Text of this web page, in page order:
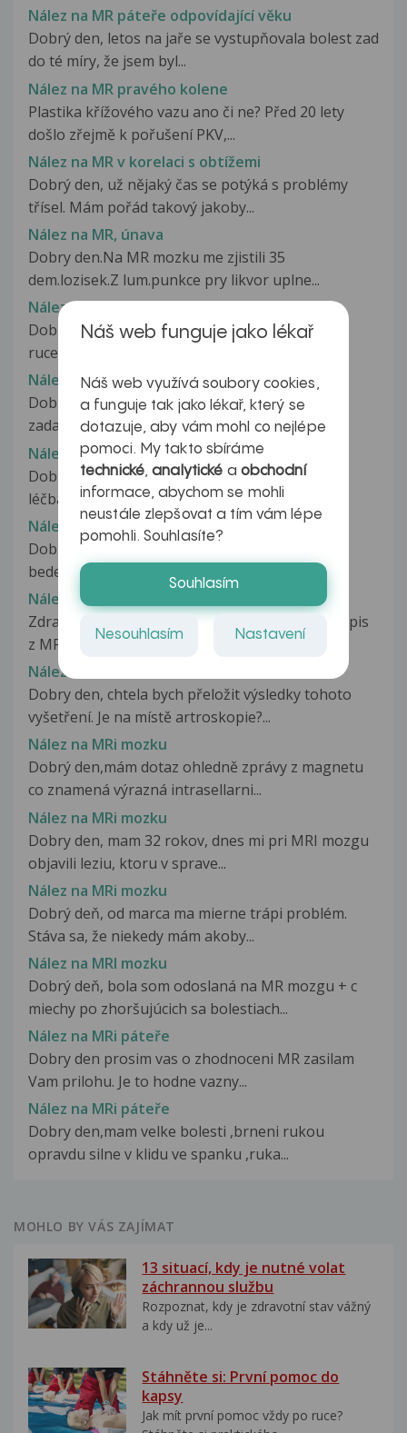
Nález na MR páteře odpovídající věku
Dobrý den, letos na jaře se vystupňovala bolest zad
do té míry, že jsem byl...
Nález na MR pravého kolene
Plastika křížového vazu ano či ne? Před 20 lety
došlo zřejmě k pořušení PKV,...
Nález na MR v korelaci s obtížemi
Dobrý den, už nějaký čas se potýká s problémy
třísel. Mám pořád takový jakoby...
Nález na MR, únava
Dobry den.Na MR mozku me zjistili 35
dem.lozisek.Z lum.punkce pry likvor uplne...
Nález na MRI
Dobrý den, asi měsíc cítím brnění v levé noze a
ruce, občas se mi zatočí hlava....
Nález na MRI
Dobry den, Chcel by som sa opytat na bolesti v
zadach.Bol som na MR a v prilohe...
Nález na MRI
Dobrý den chtěla bych se zeptat jak bude moje
léčba pokračovat zasílám i výsledek...
Nález na MRI
Dobrý den, již několik měsíců mě trápí bolest v
bederní oblasti, která vystřeluje...
Nález na MRI - páteř
Zdravím,prosímVás viete mi prosím vysvetliť popis
z MR krčnej chrbtice C? Prikladám...
Nález na MRI kolene
Dobry den, chtela bych přeložit výsledky tohoto
vyšetření. Je na místě artroskopie?...
Nález na MRi mozku
Dobrý den,mám dotaz ohledně zprávy z magnetu
co znamená výrazná intrasellarni...
Nález na MRi mozku
Dobry den, mam 32 rokov, dnes mi pri MRI mozgu
objavili leziu, ktoru v sprave...
Nález na MRi mozku
Dobrý deň, od marca ma mierne trápi problém.
Stáva sa, že niekedy mám akoby...
Nález na MRI mozku
Dobrý deň, bola som odoslaná na MR mozgu + c
miechy po zhoršujúcich sa bolestiach...
Nález na MRi páteře
Dobry den prosim vas o zhodnoceni MR zasilam
Vam prilohu. Je to hodne vazny...
Nález na MRi páteře
Dobry den,mam velke bolesti ,brneni rukou
opravdu silne v klidu ve spanku ,ruka...
MOHLO BY VÁS ZAJÍMAT
13 situací, kdy je nutné volat
záchrannou službu
Rozpoznat, kdy je zdravotní stav vážný
a kdy už je...
Stáhněte si: První pomoc do
kapsy
Jak mít první pomoc vždy po ruce?
Náš web funguje jako lékař
Náš web využívá soubory cookies,
a funguje tak jako lékař, který se
dotazuje, aby vám mohl co nejlépe
pomoci. My takto sbíráme
technické,analytické a obchodní
informace, abychom se mohli
neustále zlepšovat a tím vám lépe
pomohli. Souhlasíte?
Souhlasím
Nesouhlasím Nastavení